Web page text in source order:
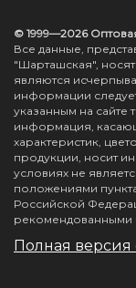
© 1999—2026
Все данные,
"Шарташская",
являются
информации
указанным на сайте
информация,
характеристик,
продукции, носит
условиях не
положениями
Российской
рекомендованными
Полная версия